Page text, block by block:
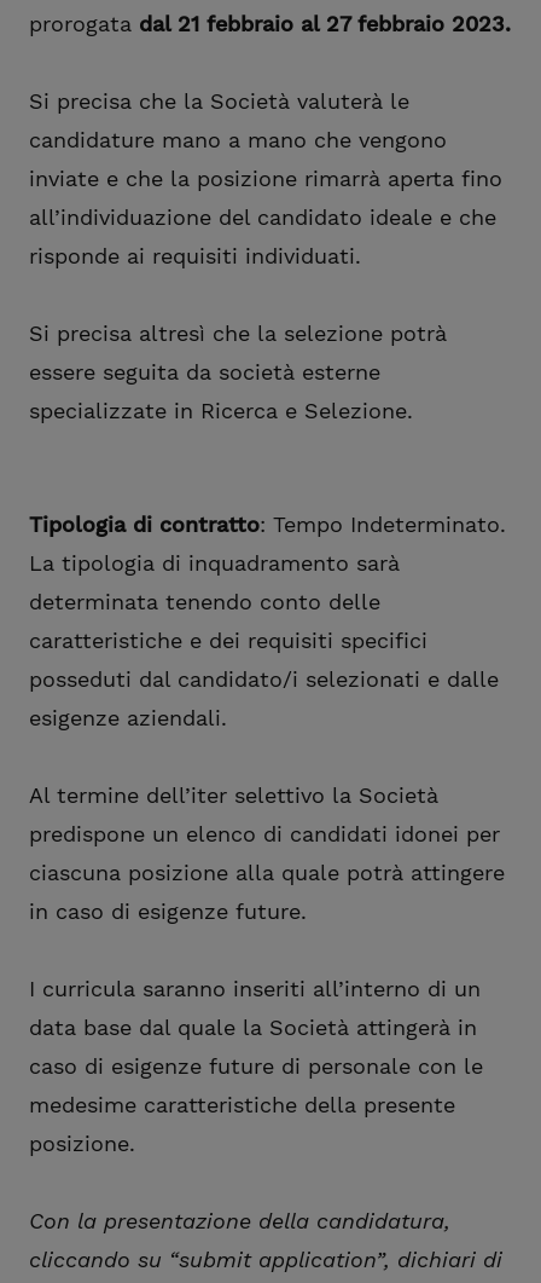
prorogata dal 21 febbraio al 27 febbraio 2023.
Si precisa che la Società valuterà le
candidature mano a mano che vengono
inviate e che la posizione rimarrà aperta fino
all’individuazione del candidato ideale e che
risponde ai requisiti individuati.
Si precisa altresì che la selezione potrà
essere seguita da società esterne
specializzate in Ricerca e Selezione.
Tipologia di contratto: Tempo Indeterminato.
La tipologia di inquadramento sarà
determinata tenendo conto delle
caratteristiche e dei requisiti specifici
posseduti dal candidato/i selezionati e dalle
esigenze aziendali.
Al termine dell’iter selettivo la Società
predispone un elenco di candidati idonei per
ciascuna posizione alla quale potrà attingere
in caso di esigenze future.
I curricula saranno inseriti all’interno di un
data base dal quale la Società attingerà in
caso di esigenze future di personale con le
medesime caratteristiche della presente
posizione.
Con la presentazione della candidatura,
cliccando su “submit application”, dichiari di